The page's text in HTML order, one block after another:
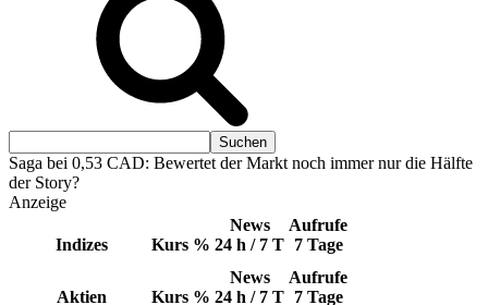
Saga bei 0,53 CAD: Bewertet der Markt noch immer nur die Hälfte
der Story?
Anzeige
Indizes Kurs %
News
24 h / 7 T
Aufrufe
7 Tage
Aktien Kurs %
News
24 h / 7 T
Aufrufe
7 Tage